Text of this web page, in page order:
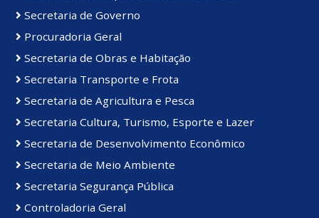
Secretaria de Governo
Procuradoria Geral
Secretaria de Obras e Habitação
Secretaria Transporte e Frota
Secretaria de Agricultura e Pesca
Secretaria Cultura, Turismo, Esporte e Lazer
Secretaria de Desenvolvimento Econômico
Secretaria de Meio Ambiente
Secretaria Segurança Pública
Controladoria Geral